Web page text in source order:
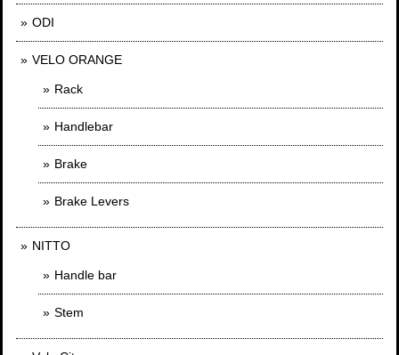
ODI
VELO ORANGE
Rack
Handlebar
Brake
Brake Levers
NITTO
Handle bar
Stem